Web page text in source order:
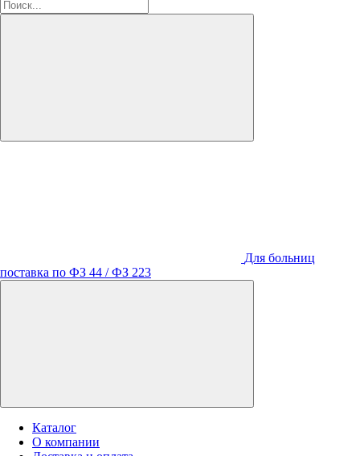
Для больниц
поставка по ФЗ 44 / ФЗ 223
Каталог
О компании